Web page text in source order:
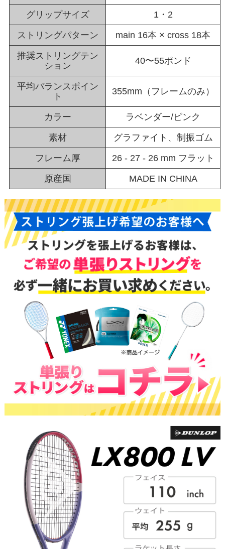
グリップサイズ 1・2
ストリングパターン main 16本 × cross 18本
推奨ストリングテン
ション
40〜55ポンド
平均バランスポイン
ト
355mm（フレームのみ）
カラー ラベンダー/ピンク
素材 グラファイト、制振ゴム
フレーム厚 26 - 27 - 26 mm フラット
原産国 MADE IN CHINA